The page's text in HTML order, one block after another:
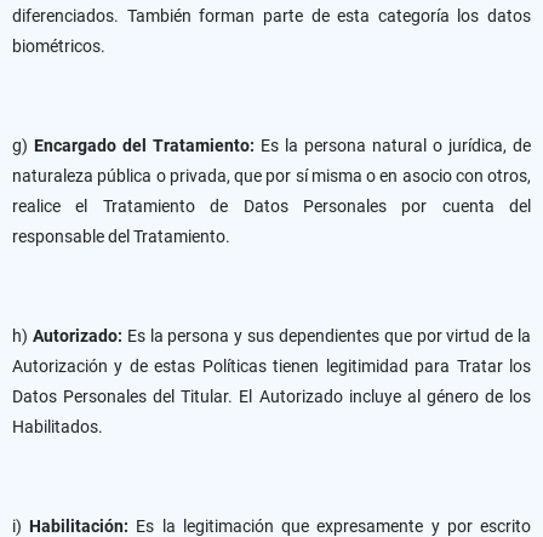
diferenciados. También forman parte de esta categoría los datos
biométricos.
g) Encargado del Tratamiento: Es la persona natural o jurídica, de
naturaleza pública o privada, que por sí misma o en asocio con otros,
realice el Tratamiento de Datos Personales por cuenta del
responsable del Tratamiento.
h) Autorizado: Es la persona y sus dependientes que por virtud de la
Autorización y de estas Políticas tienen legitimidad para Tratar los
Datos Personales del Titular. El Autorizado incluye al género de los
Habilitados.
i)Habilitación: Es la legitimación que expresamente y por escrito